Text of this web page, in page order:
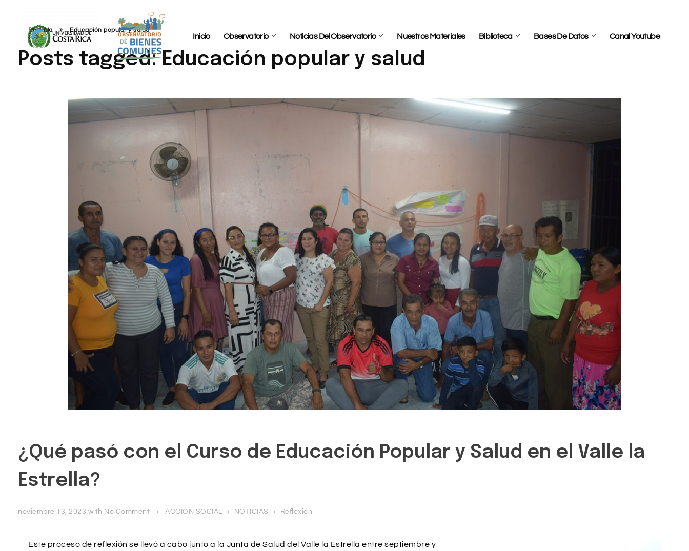
Inicio Observatorio Noticias Del Observatorio Nuestros Materiales Biblioteca Bases De Datos Canal Youtube
Portada » Educación popular y salud
Posts tagged: Educación popular y salud
¿Qué pasó con el Curso de Educación Popular y Salud en el Valle la
Estrella?
noviembre 13, 2023 with No Comment ACCIÓN SOCIAL NOTICIAS Reflexión
Este proceso de reflexión se llevó a cabo junto a la Junta de Salud del Valle la Estrella entre septiembre y